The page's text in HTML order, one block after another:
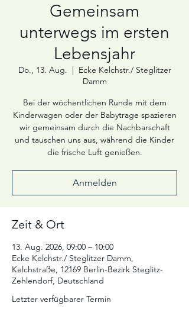
Gemeinsam
unterwegs im ersten
Lebensjahr
Do., 13. Aug.
  |
Ecke Kelchstr./ Steglitzer
Damm
Bei der wöchentlichen Runde mit dem
Kinderwagen oder der Babytrage spazieren
wir gemeinsam durch die Nachbarschaft
und tauschen uns aus, während die Kinder
die frische Luft genießen.
Anmelden
Zeit & Ort
13. Aug. 2026, 09:00 – 10:00
Ecke Kelchstr./ Steglitzer Damm,
Kelchstraße, 12169 Berlin-Bezirk Steglitz-
Zehlendorf, Deutschland
Letzter verfügbarer Termin